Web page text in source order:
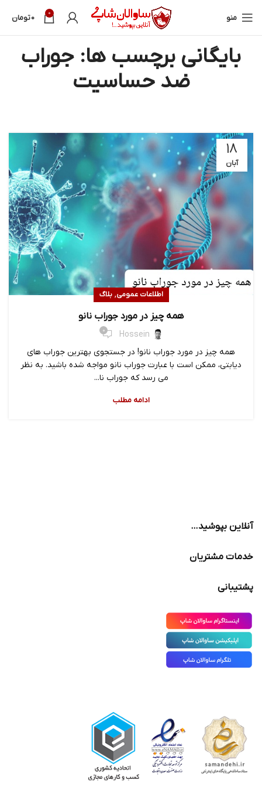
منو 0
0تومان
بایگانی برچسب ها: جوراب
ضد حساسیت
۱۸
آبان
اطلاعات عمومی,بلاگ
همه چیز در مورد جوراب نانو
Hossein
0
همه چیز در مورد جوراب نانو! در جستجوی بهترین جوراب های
دیابتی، ممکن است با عبارت جوراب نانو مواجه شده باشید. به نظر
می رسد که جوراب نا...
ادامه مطلب
آنلاین بپوشید…
خدمات مشتریان
پشتیبانی